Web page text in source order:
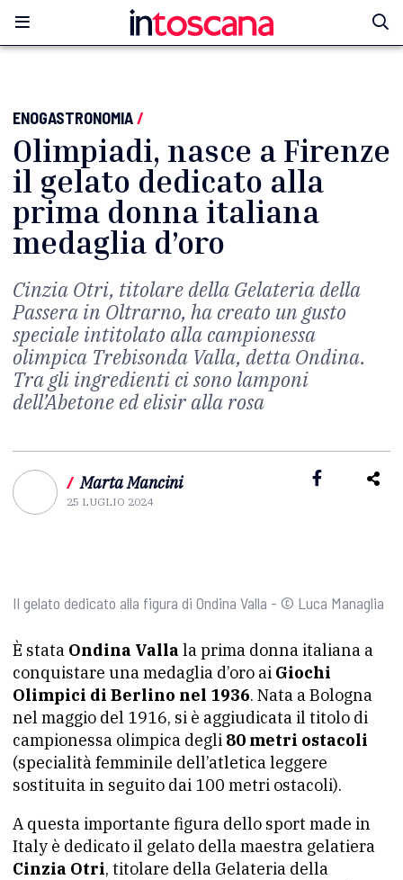
ENOGASTRONOMIA/
Olimpiadi, nasce a Firenze
il gelato dedicato alla
prima donna italiana
medaglia d’oro
Cinzia Otri, titolare della Gelateria della
Passera in Oltrarno, ha creato un gusto
speciale intitolato alla campionessa
olimpica Trebisonda Valla, detta Ondina.
Tra gli ingredienti ci sono lamponi
dell’Abetone ed elisir alla rosa
/ Marta Mancini
25 LUGLIO 2024
Il gelato dedicato alla figura di Ondina Valla - © Luca Managlia
È stata Ondina Valla la prima donna italiana a
conquistare una medaglia d’oro ai Giochi
Olimpici di Berlino nel 1936. Nata a Bologna
nel maggio del 1916, si è aggiudicata il titolo di
campionessa olimpica degli 80 metri ostacoli
(specialità femminile dell’atletica leggere
sostituita in seguito dai 100 metri ostacoli).
A questa importante figura dello sport made in
Italy è dedicato il gelato della maestra gelatiera
Cinzia Otri, titolare della Gelateria della